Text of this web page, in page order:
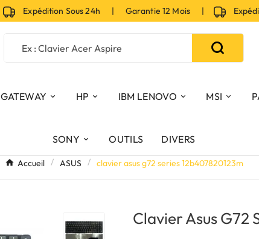
Expédition Sous 24h | Garantie 12 Mois |
GATEWAY HP IBM LENOVO MSI
SONY OUTILS DIVERS
Accueil ASUS clavier asus g72 series 12b407820123m
Clavier Asus G72